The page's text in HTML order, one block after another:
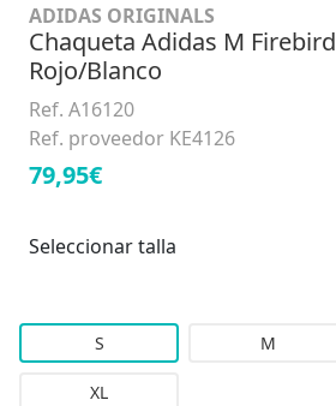
ADIDAS ORIGINALS
Chaqueta Adidas M Firebird
Rojo/Blanco
Ref. A16120
Ref. proveedor KE4126
79,95€
Seleccionar talla
S M
XL